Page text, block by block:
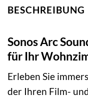
BESCHREIBUNG
Sonos Arc
für Ihr
Erleben Sie
der Ihren Film-